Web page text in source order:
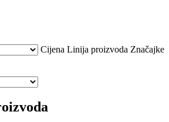
Cijena Linija proizvoda Značajke